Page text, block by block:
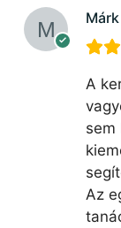
Márk
A
sem
Az